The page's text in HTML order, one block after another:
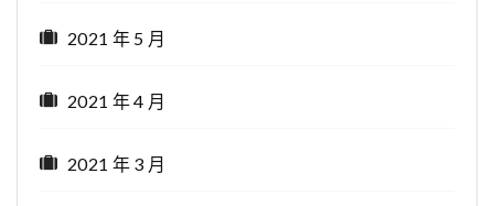
2021 年 5 月
2021 年 4 月
2021 年 3 月